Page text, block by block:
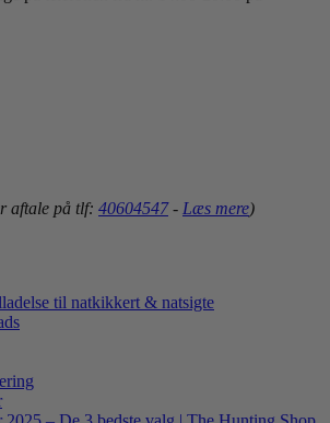
aftale på tlf: 40604547- Læs mere)
til natkikkert & natsigte